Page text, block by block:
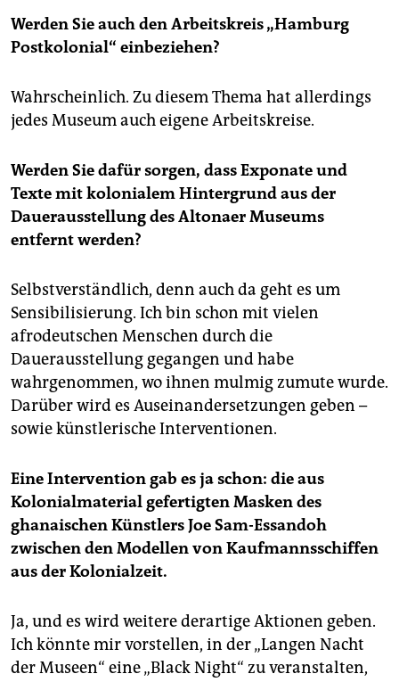
Werden Sie auch den Arbeitskreis „Hamburg
Postkolonial“ einbeziehen?
Wahrscheinlich. Zu diesem Thema hat allerdings
jedes Museum auch eigene Arbeitskreise.
Werden Sie dafür sorgen, dass Exponate und
Texte mit kolonialem Hintergrund aus der
Dauerausstellung des Altonaer Museums
entfernt werden?
Selbstverständlich, denn auch da geht es um
Sensibilisierung. Ich bin schon mit vielen
afrodeutschen Menschen durch die
Dauerausstellung gegangen und habe
wahrgenommen, wo ihnen mulmig zumute wurde.
Darüber wird es Auseinandersetzungen geben –
sowie künstlerische Interventionen.
Eine Intervention gab es ja schon: die aus
Kolonialmaterial gefertigten Masken des
ghanaischen Künstlers Joe Sam-Essandoh
zwischen den Modellen von Kaufmannsschiffen
aus der Kolonialzeit.
Ja, und es wird weitere derartige Aktionen geben.
Ich könnte mir vorstellen, in der „Langen Nacht
der Museen“ eine „Black Night“ zu veranstalten,